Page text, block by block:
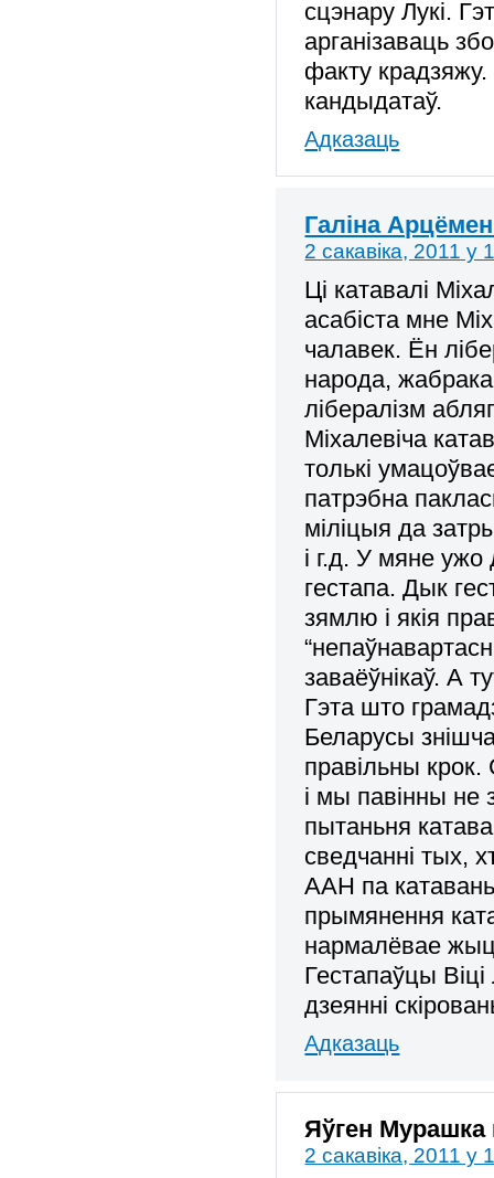
сцэнару Лукі.
арганізаваць
факту
кандыдатаў.
Адказаць
Галіна
2 сакавіка, 2011 у
Ці катавалі
асабіста мне
чалавек. Ён
народа, жабрака
лібералізм
Міхалевіча
толькі
патрэбна
міліцыя да
і г.д. У мяне ужо
гестапа. Дык
зямлю і якія
заваёўнікаў. А
Гэта што
Беларусы
правільны
і мы павінны не
пытаньня
сведчанні тых,
ААН па
прымянення
нармалёвае
Гестапаўцы
дзеянні
Адказаць
Яўген Мурашка
2 сакавіка, 2011 у